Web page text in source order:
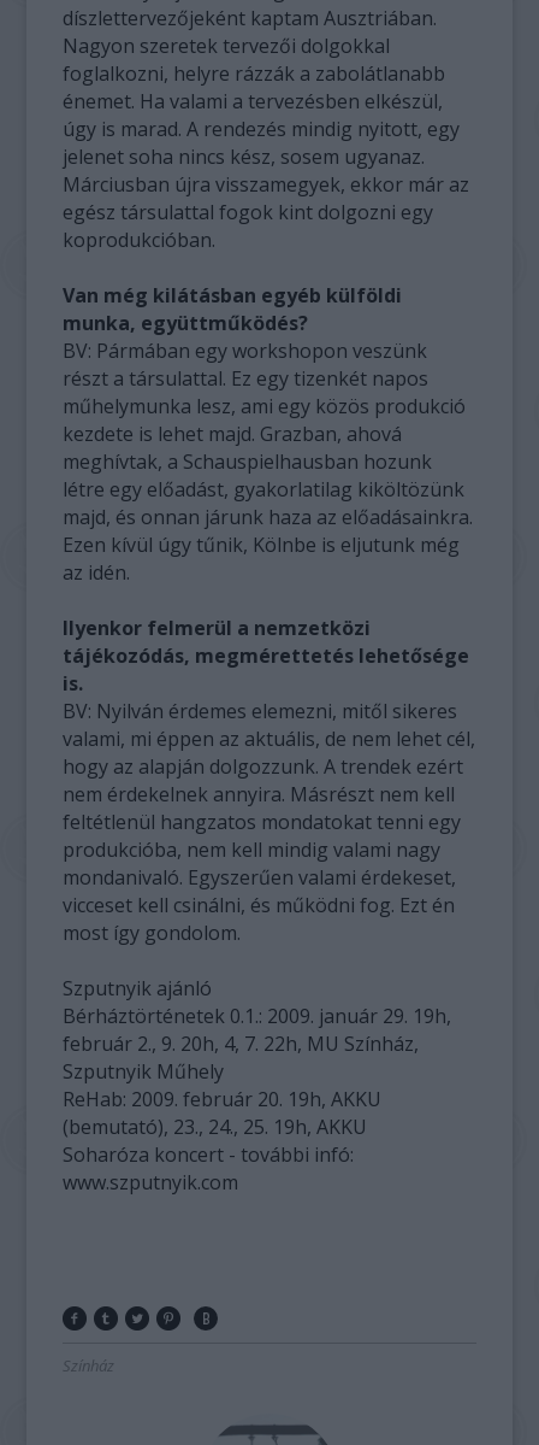
díszlettervezőjeként kaptam Ausztriában.
Nagyon szeretek tervezői dolgokkal
foglalkozni, helyre rázzák a zabolátlanabb
énemet. Ha valami a tervezésben elkészül,
úgy is marad. A rendezés mindig nyitott, egy
jelenet soha nincs kész, sosem ugyanaz.
Márciusban újra visszamegyek, ekkor már az
egész társulattal fogok kint dolgozni egy
koprodukcióban.
Van még kilátásban egyéb külföldi
munka, együttműködés?
BV: Pármában egy workshopon veszünk
részt a társulattal. Ez egy tizenkét napos
műhelymunka lesz, ami egy közös produkció
kezdete is lehet majd. Grazban, ahová
meghívtak, a Schauspielhausban hozunk
létre egy előadást, gyakorlatilag kiköltözünk
majd, és onnan járunk haza az előadásainkra.
Ezen kívül úgy tűnik, Kölnbe is eljutunk még
az idén.
Ilyenkor felmerül a nemzetközi
tájékozódás, megmérettetés lehetősége
is.
BV: Nyilván érdemes elemezni, mitől sikeres
valami, mi éppen az aktuális, de nem lehet cél,
hogy az alapján dolgozzunk. A trendek ezért
nem érdekelnek annyira. Másrészt nem kell
feltétlenül hangzatos mondatokat tenni egy
produkcióba, nem kell mindig valami nagy
mondanivaló. Egyszerűen valami érdekeset,
vicceset kell csinálni, és működni fog. Ezt én
most így gondolom.
Szputnyik ajánló
Bérháztörténetek 0.1.: 2009. január 29. 19h,
február 2., 9. 20h, 4, 7. 22h, MU Színház,
Szputnyik Műhely
ReHab: 2009. február 20. 19h, AKKU
(bemutató), 23., 24., 25. 19h, AKKU
Soharóza koncert - további infó:
www.szputnyik.com
Színház